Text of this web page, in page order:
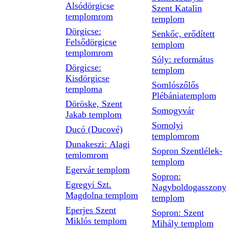
Alsódörgicse
templomrom
Dörgicse:
Felsődörgicse
templomrom
Dörgicse:
Kisdörgicse
temploma
Döröske, Szent
Jakab templom
Ducó (Ducové)
Dunakeszi: Alagi
temlomrom
Egervár templom
Egregyi Szt.
Magdolna templom
Eperjes Szent
Miklós templom
Szent Katalin
templom
Senkőc, erődített
templom
Sóly: református
templom
Somlószőlős
Plébániatemplom
Somogyvár
Somolyi
templomrom
Sopron Szentlélek-
templom
Sopron:
Nagyboldogasszony
templom
Sopron: Szent
Mihály templom